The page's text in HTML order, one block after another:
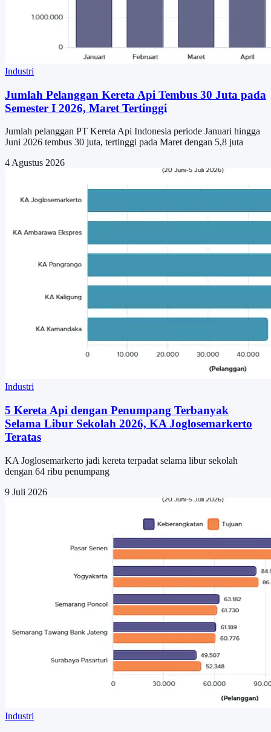
Industri
Jumlah Pelanggan Kereta Api Tembus 30 Juta pada
Semester I 2026, Maret Tertinggi
Jumlah pelanggan PT Kereta Api Indonesia periode Januari hingga
Juni 2026 tembus 30 juta, tertinggi pada Maret dengan 5,8 juta
4 Agustus 2026
Industri
5 Kereta Api dengan Penumpang Terbanyak
Selama Libur Sekolah 2026, KA Joglosemarkerto
Teratas
KA Joglosemarkerto jadi kereta terpadat selama libur sekolah
dengan 64 ribu penumpang
9 Juli 2026
Industri